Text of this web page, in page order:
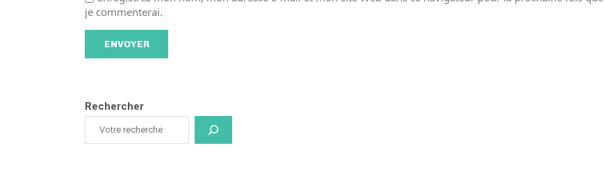
je commenterai.
Rechercher